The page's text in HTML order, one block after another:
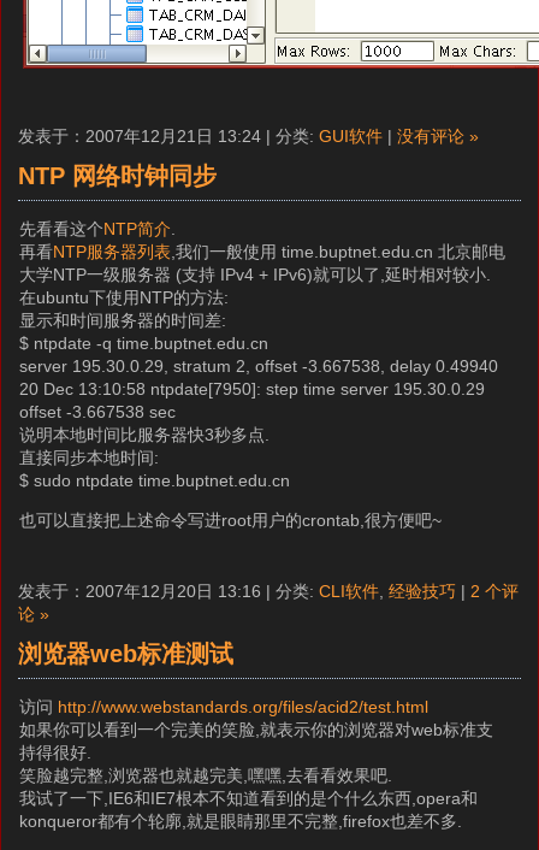
发表于：2007年12月21日 13:24 | 分类: GUI软件 | 没有评论 »
NTP 网络时钟同步
先看看这个NTP简介.
再看NTP服务器列表,我们一般使用 time.buptnet.edu.cn 北京邮电
大学NTP一级服务器 (支持 IPv4 + IPv6)就可以了,延时相对较小.
在ubuntu下使用NTP的方法:
显示和时间服务器的时间差:
$ ntpdate -q time.buptnet.edu.cn
server 195.30.0.29, stratum 2, offset -3.667538, delay 0.49940
20 Dec 13:10:58 ntpdate[7950]: step time server 195.30.0.29
offset -3.667538 sec
说明本地时间比服务器快3秒多点.
直接同步本地时间:
$ sudo ntpdate time.buptnet.edu.cn
也可以直接把上述命令写进root用户的crontab,很方便吧~
发表于：2007年12月20日 13:16 | 分类: CLI软件 经验技巧 | 2 个评
论 »
浏览器web标准测试
访问 http://www.webstandards.org/files/acid2/test.html
如果你可以看到一个完美的笑脸,就表示你的浏览器对web标准支
持得很好.
笑脸越完整,浏览器也就越完美,嘿嘿,去看看效果吧.
我试了一下,IE6和IE7根本不知道看到的是个什么东西,opera和
konqueror都有个轮廓,就是眼睛那里不完整,firefox也差不多.